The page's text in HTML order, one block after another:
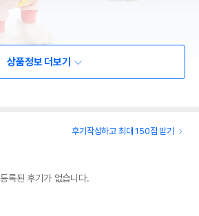
상품정보 더보기
후기작성하고 최대 150점 받기
등록된 후기가 없습니다.